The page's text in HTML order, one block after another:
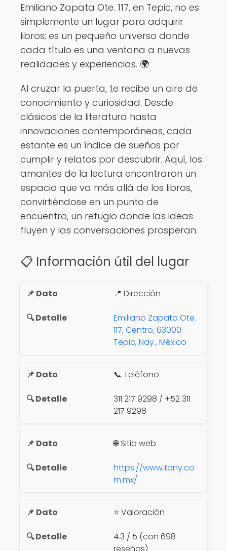
Emiliano Zapata Ote. 117, en Tepic, no es
simplemente un lugar para adquirir
libros; es un pequeño universo donde
cada título es una ventana a nuevas
realidades y experiencias. 🌍
Al cruzar la puerta, te recibe un aire de
conocimiento y curiosidad. Desde
clásicos de la literatura hasta
innovaciones contemporáneas, cada
estante es un índice de sueños por
cumplir y relatos por descubrir. Aquí, los
amantes de la lectura encontraron un
espacio que va más allá de los libros,
convirtiéndose en un punto de
encuentro, un refugio donde las ideas
fluyen y las conversaciones prosperan.
📋 Información útil del lugar
📍 Dirección
Emiliano Zapata Ote.
117, Centro, 63000
Tepic, Nay., México
📞 Teléfono
311 217 9298 / +52 311
217 9298
🌐 Sitio web
https://www.tony.co
m.mx/
⭐ Valoración
4.3 / 5 (con 698